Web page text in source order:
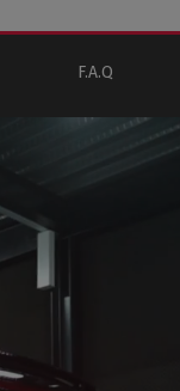
F.A.Q